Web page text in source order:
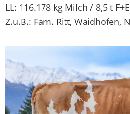
LL: 116.178 kg Milch / 8,5 t F+E
Z.u.B.: Fam. Ritt, Waidhofen,